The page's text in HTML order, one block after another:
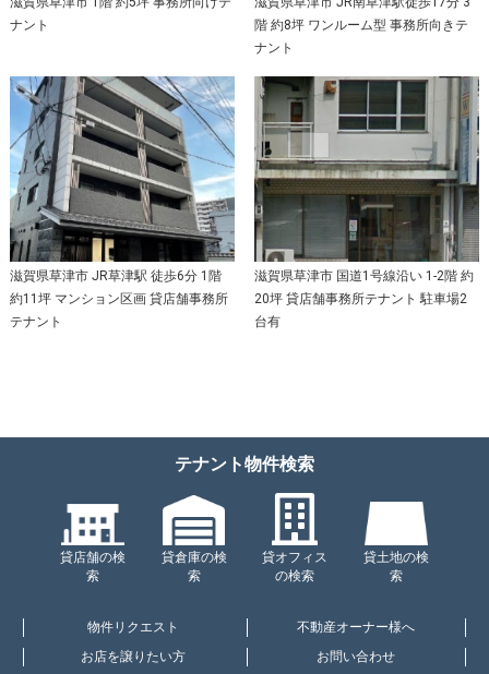
ナント
階 約8坪 ワンルーム型 事務所向きテ
ナント
滋賀県草津市 JR草津駅 徒歩6分 1階
約11坪 マンション区画 貸店舗事務所
テナント
滋賀県草津市 国道1号線沿い 1-2階 約
20坪 貸店舗事務所テナント 駐車場2
台有
テナント物件検索
貸店舗の検
索
貸倉庫の検
索
貸オフィス
の検索
貸土地の検
索
物件リクエスト
不動産オーナー様へ
お店を譲りたい方
お問い合わせ